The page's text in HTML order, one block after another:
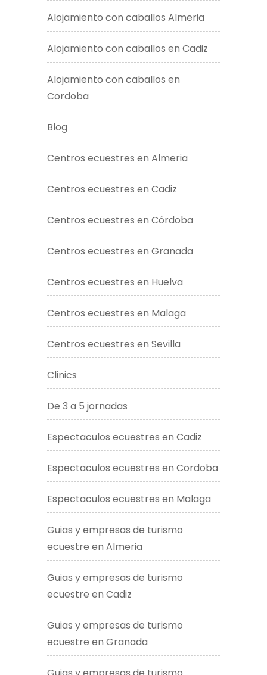
Alojamiento con caballos Almeria
Alojamiento con caballos en Cadiz
Alojamiento con caballos en
Cordoba
Blog
Centros ecuestres en Almeria
Centros ecuestres en Cadiz
Centros ecuestres en Córdoba
Centros ecuestres en Granada
Centros ecuestres en Huelva
Centros ecuestres en Malaga
Centros ecuestres en Sevilla
Clinics
De 3 a 5 jornadas
Espectaculos ecuestres en Cadiz
Espectaculos ecuestres en Cordoba
Espectaculos ecuestres en Malaga
Guias y empresas de turismo
ecuestre en Almeria
Guias y empresas de turismo
ecuestre en Cadiz
Guias y empresas de turismo
ecuestre en Granada